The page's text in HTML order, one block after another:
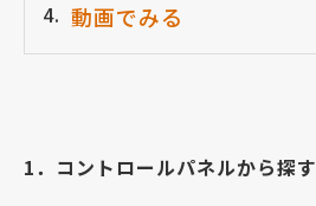
動画でみる
1．コントロールパネルから探す